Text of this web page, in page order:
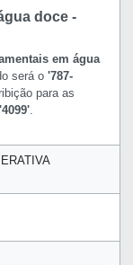
doce -
em água
será o '787-
para as
'4099'.